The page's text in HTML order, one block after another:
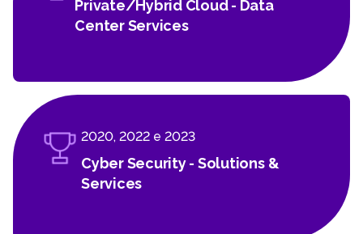
Private/Hybrid Cloud - Data
Center Services
2020, 2022 e 2023
Cyber Security - Solutions &
Services